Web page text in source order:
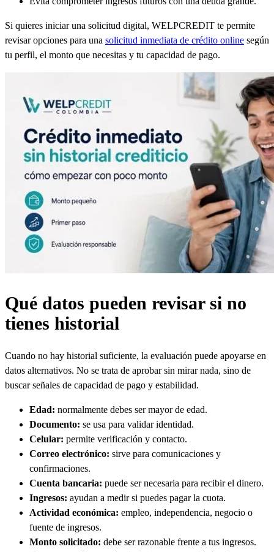
Si quieres iniciar una solicitud digital, WELPCREDIT te permite
revisar opciones para una solicitud inmediata de crédito online según
tu perfil, el monto que necesitas y tu capacidad de pago.
Qué datos pueden revisar si no
tienes historial
Cuando no hay historial suficiente, la evaluación puede apoyarse en
datos alternativos. No se trata de aprobar sin mirar nada, sino de
buscar señales de capacidad de pago y estabilidad.
Edad: normalmente debes ser mayor de edad.
Documento: se usa para validar identidad.
Celular: permite verificación y contacto.
Correo electrónico: sirve para comunicaciones y
confirmaciones.
Cuenta bancaria: puede ser necesaria para recibir el dinero.
Ingresos: ayudan a medir si puedes pagar la cuota.
Actividad económica: empleo, independencia, negocio o
fuente de ingresos.
Monto solicitado: debe ser razonable frente a tus ingresos.